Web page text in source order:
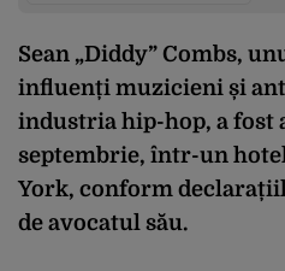
Sean „Diddy” Combs,
influenți muzicieni și
industria hip-hop, a fost
septembrie, într-un
York, conform
de avocatul său.